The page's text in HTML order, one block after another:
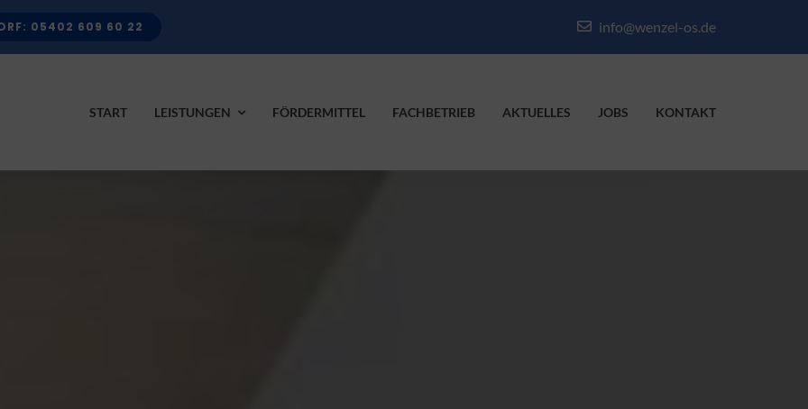
05402 609 60 22 info@wenzel-os.de
START LEISTUNGEN FÖRDERMITTEL FACHBETRIEB AKTUELLES JOBS KONTAKT